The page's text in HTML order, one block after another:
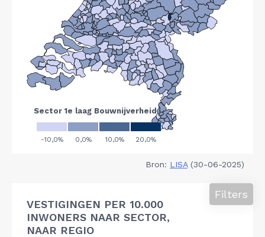
Bron: LISA(30-06-2025)
VESTIGINGEN PER 10.000
INWONERS NAAR SECTOR,
NAAR REGIO
Filters